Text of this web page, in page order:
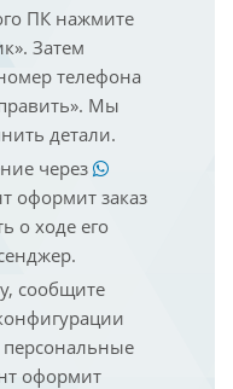
ПК нажмите
Затем
телефона
Мы
детали.
через
оформит заказ
о ходе его
сообщите
оформит